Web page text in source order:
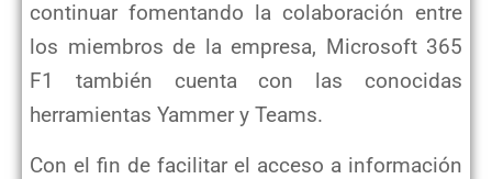
continuar fomentando la colaboración entre
los miembros de la empresa, Microsoft 365
F1 también cuenta con las conocidas
herramientas Yammer y Teams.
Con el fin de facilitar el acceso a información